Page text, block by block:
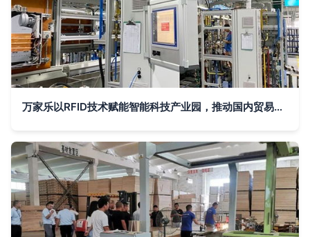
万家乐以RFID技术赋能智能科技产业园，推动国内贸易代理创新升级